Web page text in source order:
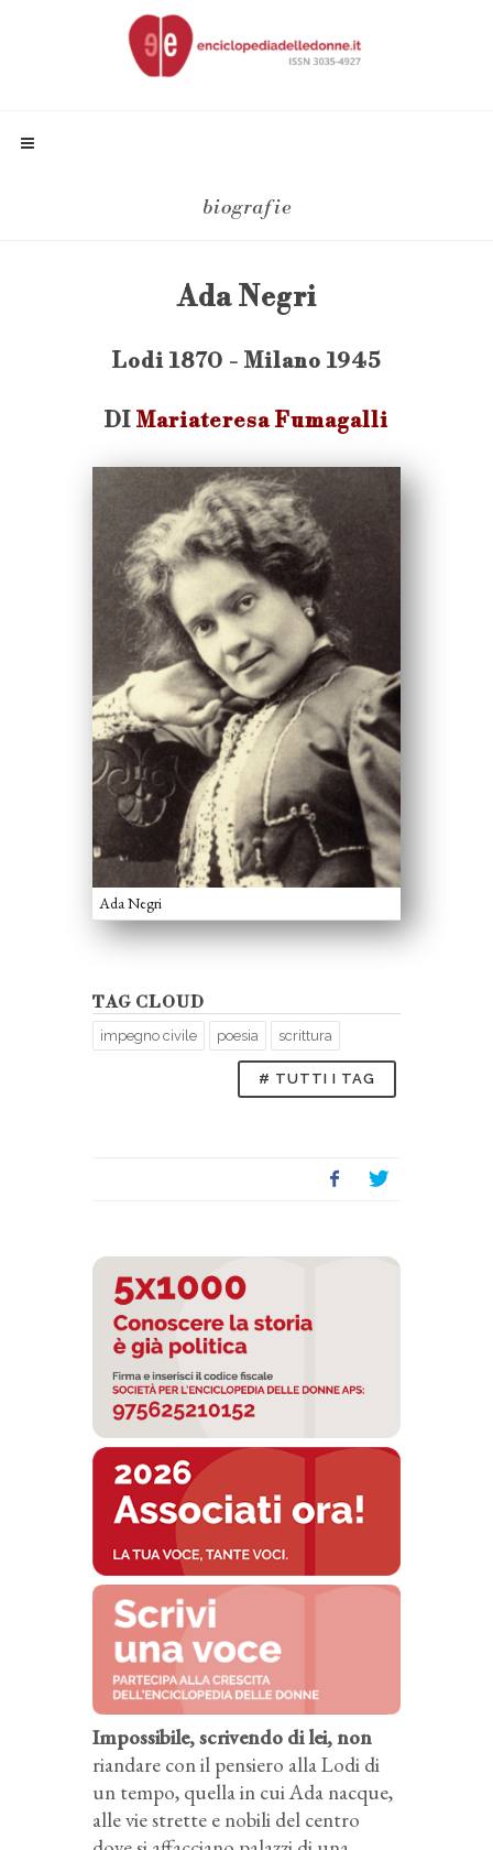
biografie
Ada Negri
Lodi 1870 - Milano 1945
DI Mariateresa Fumagalli
Ada Negri
TAG CLOUD
impegno civile poesia scrittura
# TUTTI I TAG
Impossibile, scrivendo di lei, non
riandare con il pensiero alla Lodi di
un tempo, quella in cui Ada nacque,
alle vie strette e nobili del centro